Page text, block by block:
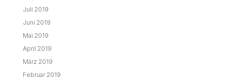
Juli 2019
Juni 2019
Mai 2019
April 2019
März 2019
Februar 2019